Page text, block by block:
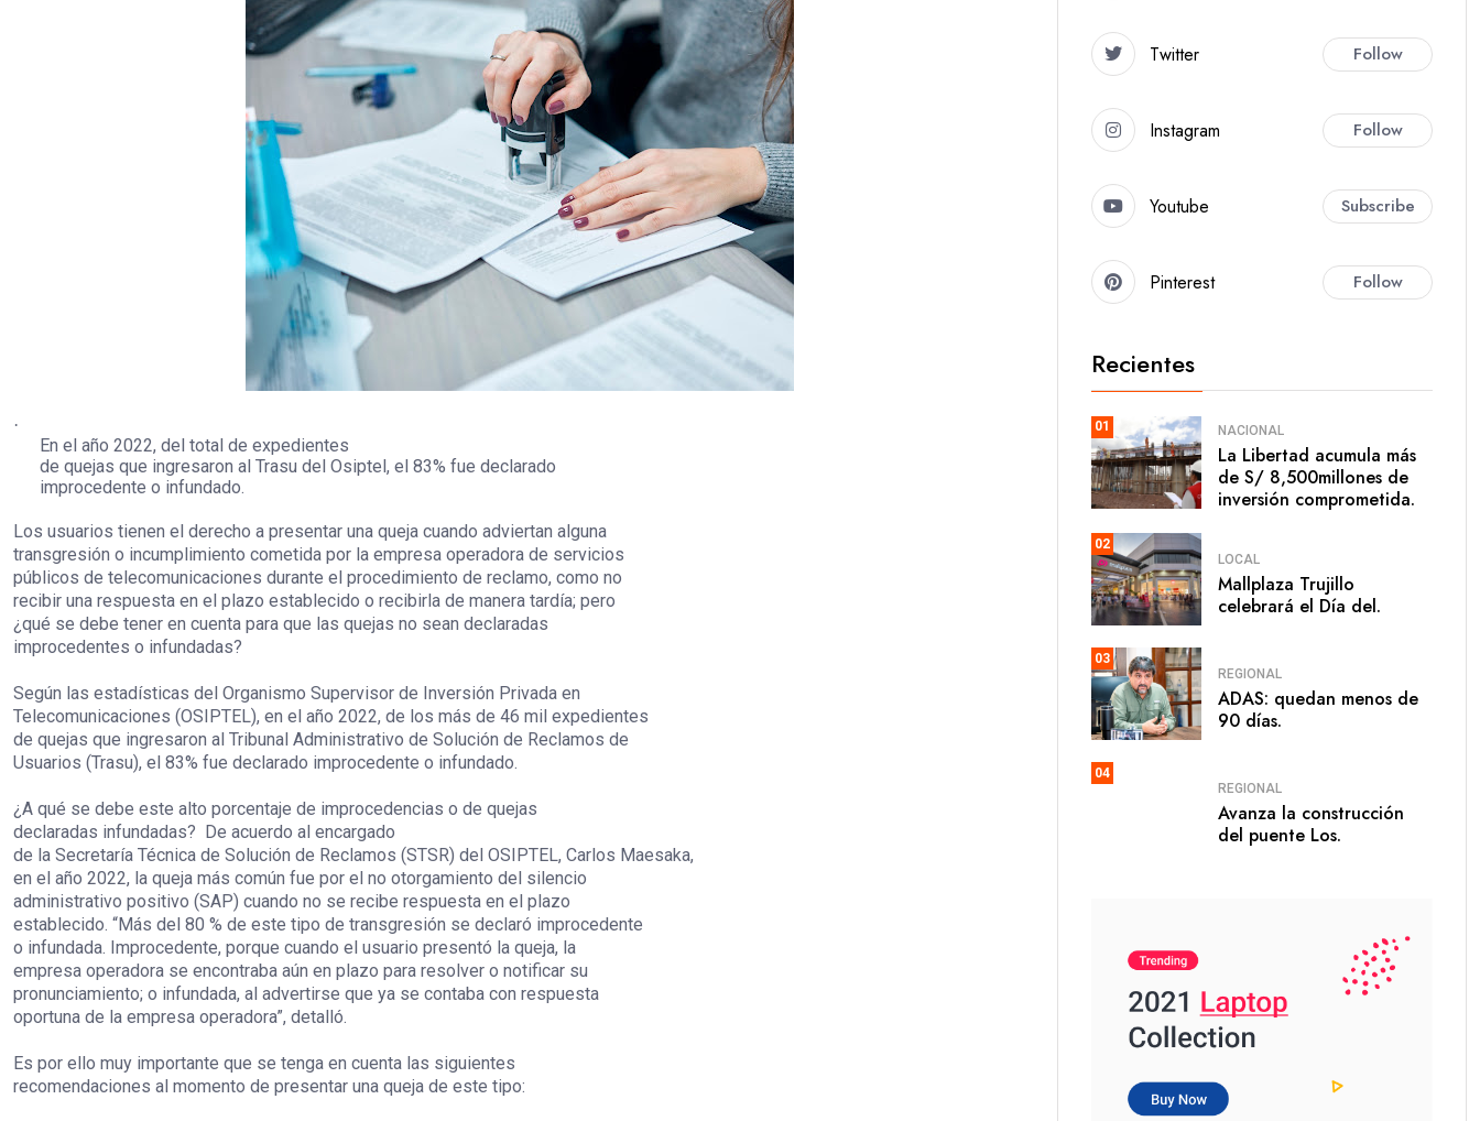
·
En el año 2022, del total de expedientes
de quejas que ingresaron al Trasu del Osiptel, el 83% fue declarado
improcedente o infundado.
Los usuarios tienen el derecho a presentar una queja cuando adviertan alguna
transgresión o incumplimiento cometida por la empresa operadora de servicios
públicos de telecomunicaciones durante el procedimiento de reclamo, como no
recibir una respuesta en el plazo establecido o recibirla de manera tardía; pero
¿qué se debe tener en cuenta para que las quejas no sean declaradas
improcedentes o infundadas?
Según las estadísticas del Organismo Supervisor de Inversión Privada en
Telecomunicaciones (OSIPTEL), en el año 2022, de los más de 46 mil expedientes
de quejas que ingresaron al Tribunal Administrativo de Solución de Reclamos de
Usuarios (Trasu), el 83% fue declarado improcedente o infundado.
¿A qué se debe este alto porcentaje de improcedencias o de quejas
declaradas infundadas? De acuerdo al encargado
de la Secretaría Técnica de Solución de Reclamos (STSR) del OSIPTEL, Carlos Maesaka,
en el año 2022, la queja más común fue por el no otorgamiento del silencio
administrativo positivo (SAP) cuando no se recibe respuesta en el plazo
establecido. “Más del 80 % de este tipo de transgresión se declaró improcedente
o infundada. Improcedente, porque cuando el usuario presentó la queja, la
empresa operadora se encontraba aún en plazo para resolver o notificar su
pronunciamiento; o infundada, al advertirse que ya se contaba con respuesta
oportuna de la empresa operadora”, detalló.
Es por ello muy importante que se tenga en cuenta las siguientes
recomendaciones al momento de presentar una queja de este tipo:
Twitter Follow
Instagram Follow
Youtube Subscribe
Pinterest Follow
Recientes
01 NACIONAL
La Libertad acumula más
de S/ 8,500millones de
inversión comprometida.
02
LOCAL
Mallplaza Trujillo
celebrará el Día del.
03
REGIONAL
ADAS: quedan menos de
90 días.
04
REGIONAL
Avanza la construcción
del puente Los.